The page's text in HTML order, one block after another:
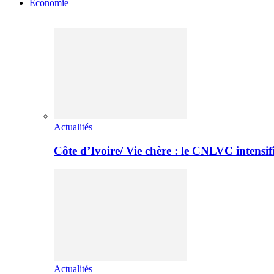
Economie
Actualités
Côte d’Ivoire/ Vie chère : le CNLVC
Actualités